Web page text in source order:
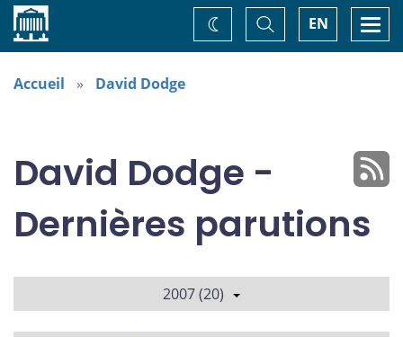
Accueil EN
Basculer
la
recherche
Changez
de
Accueil David Dodge
David Dodge -
Dernières parutions
2007 (20)